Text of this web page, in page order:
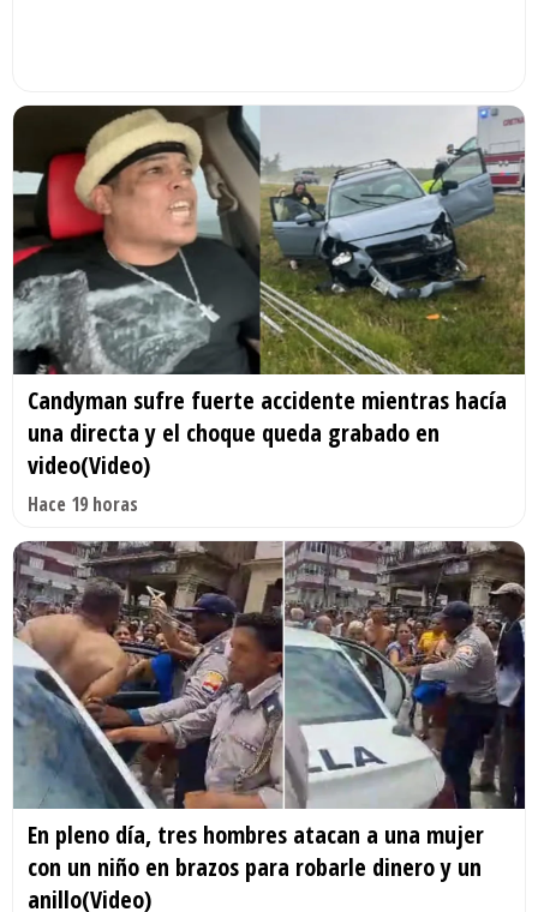
Candyman sufre fuerte accidente mientras hacía
una directa y el choque queda grabado en
video(Video)
Hace 19 horas
En pleno día, tres hombres atacan a una mujer
con un niño en brazos para robarle dinero y un
anillo(Video)